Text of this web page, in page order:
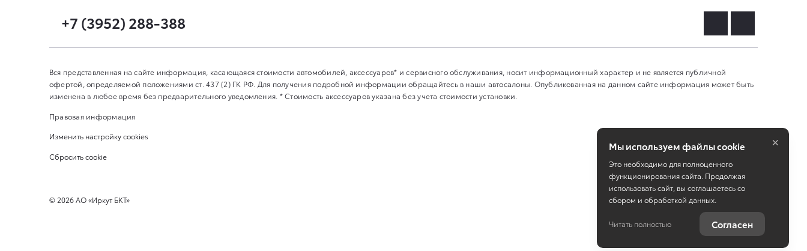
+7 (3952) 288-388
Вся представленная на сайте информация, касающаяся стоимости автомобилей, аксессуаров* и сервисного обслуживания, носит информационный характер и не является публичной
офертой, определяемой положениями ст. 437 (2) ГК РФ. Для получения подробной информации обращайтесь в наши автосалоны. Опубликованная на данном сайте информация может быть
изменена в любое время без предварительного уведомления. * Стоимость аксессуаров указана без учета стоимости установки.
Правовая информация
Изменить настройку cookies
Сбросить cookie
©2026АО «Иркут БКТ» Работает на технологияхTradeDealer
Мы используем файлы cookie
Это необходимо для полноценного
функционирования сайта. Продолжая
использовать сайт, вы соглашаетесь со
сбором и обработкой данных.
Читать полностью Согласен
×